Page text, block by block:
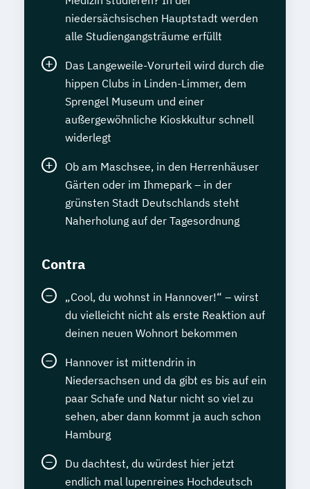
niedersächsischen Hauptstadt werden
alle Studiengangsträume erfüllt
Das Langeweile-Vorurteil wird durch die
hippen Clubs in Linden-Limmer, dem
Sprengel Museum und einer
außergewöhnliche Kioskkultur schnell
widerlegt
Ob am Maschsee, in den Herrenhäuser
Gärten oder im Ihmepark – in der
grünsten Stadt Deutschlands steht
Naherholung auf der Tagesordnung
Contra
„Cool, du wohnst in Hannover!“ – wirst
du vielleicht nicht als erste Reaktion auf
deinen neuen Wohnort bekommen
Hannover ist mittendrin in
Niedersachsen und da gibt es bis auf ein
paar Schafe und Natur nicht so viel zu
sehen, aber dann kommt ja auch schon
Hamburg
Du dachtest, du würdest hier jetzt
endlich mal lupenreines Hochdeutsch